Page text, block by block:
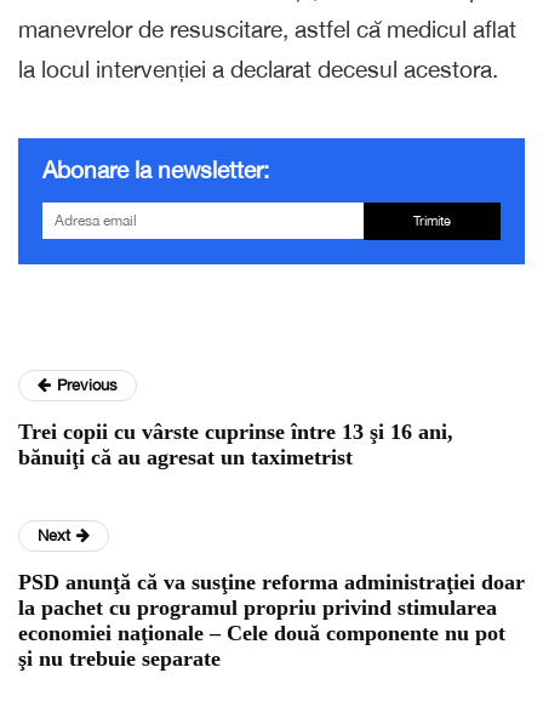
manevrelor de resuscitare, astfel că medicul aflat
la locul intervenției a declarat decesul acestora.
Abonare la newsletter:
Trimite
Previous
Trei copii cu vârste cuprinse între 13 şi 16 ani,
bănuiţi că au agresat un taximetrist
Next
PSD anunţă că va susţine reforma administraţiei doar
la pachet cu programul propriu privind stimularea
economiei naţionale – Cele două componente nu pot
şi nu trebuie separate